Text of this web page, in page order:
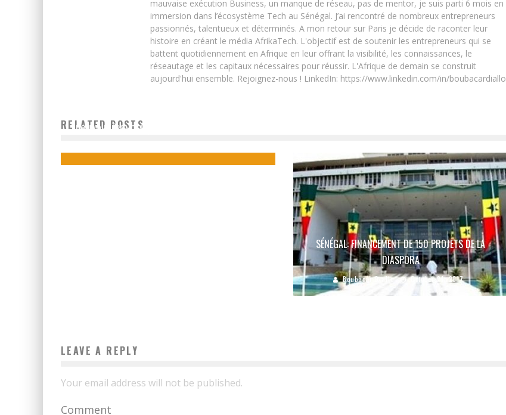
mauvaise exécution Business, un manque de réseau, pas de mentor, je suis parti 6 mois en
immersion dans l’écosystème Tech au Sénégal. J’ai rencontré de nombreux entrepreneurs
passionnés, talentueux et déterminés. A mon retour sur Paris je décide de raconter leur
histoire en créant le média AfrikaTech. L'objectif est de soutenir les entrepreneurs qui se
battent quotidiennement en Afrique en leur offrant la visibilité, les connaissances, le
réseautage et les capitaux nécessaires pour réussir. L'Afrique de demain se construit
aujourd'hui ensemble. Rejoignez-nous ! LinkedIn: https://www.linkedin.com/in/boubacardiallo
RELATED POSTS
POUVOIR ÉCONOMIQUE DE LA DIASPORA AFRICAINE
SÉNÉGAL: FINANCEMENT DE 150 PROJETS DE LA
DIASPORA
Boubacar Diallo October 24, 2017
LEAVE A REPLY
Your email address will not be published.
Comment